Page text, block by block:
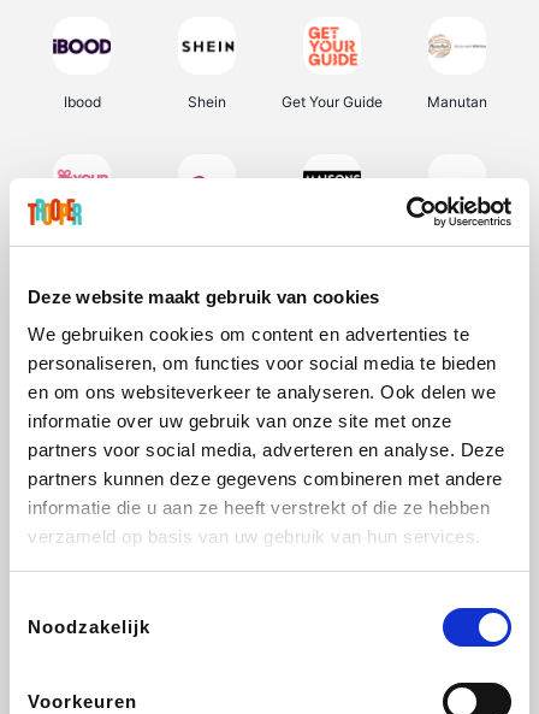
Deze website maakt gebruik van cookies
We gebruiken cookies om content en advertenties te
personaliseren, om functies voor social media te bieden
en om ons websiteverkeer te analyseren. Ook delen we
informatie over uw gebruik van onze site met onze
partners voor social media, adverteren en analyse. Deze
partners kunnen deze gegevens combineren met andere
informatie die u aan ze heeft verstrekt of die ze hebben
verzameld op basis van uw gebruik van hun services.
Noodzakelijk
Voorkeuren
Ibood Shein Get Your Guide Manutan
Weekendesk Sarenza Schiesser Interhome
Lufthansa